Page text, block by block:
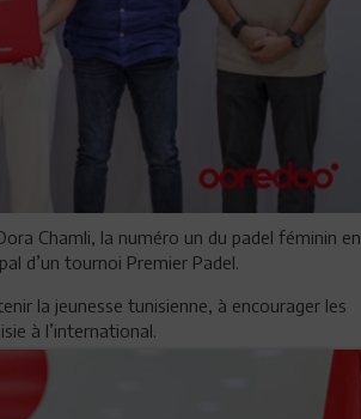
Chamli, la numéro un du padel féminin en
d’un tournoi Premier Padel.
la jeunesse tunisienne, à encourager les
à l’international.